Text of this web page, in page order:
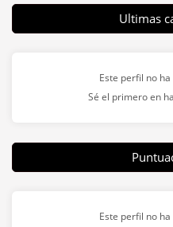
Carrera de Obstáculos
Centro de Boxeo
Box de Crossfit REV
Ultimas
Este perfil no
Sé el primero en
Este perfil no